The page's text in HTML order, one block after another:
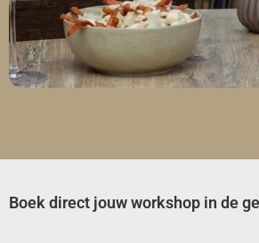
Boek direct jouw workshop in de